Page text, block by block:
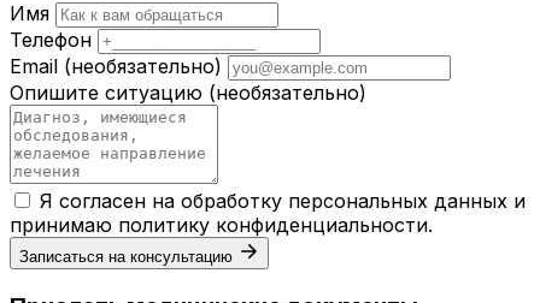
Имя
Телефон
Email (необязательно)
Опишите ситуацию (необязательно)
Я согласен на обработку персональных данных и
принимаю политику конфиденциальности.
Записаться на консультацию